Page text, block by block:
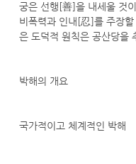
궁은 선행[善]을 내세울 것
비폭력과 인내[忍]를 주장
은 도덕적 원칙은 공산당을
박해의 개요
국가적이고 체계적인 박해